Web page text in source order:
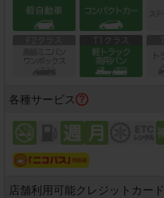
各種サービス
店舗利用可能クレジットカード